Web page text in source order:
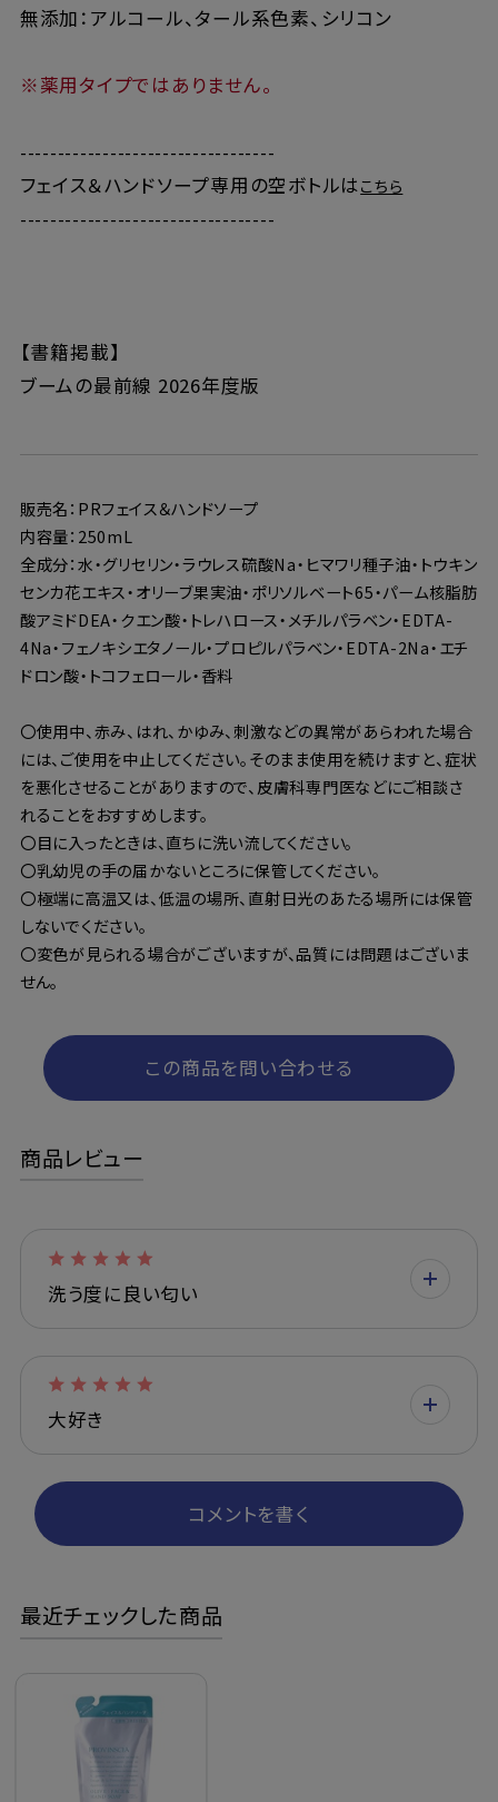
無添加：アルコール、タール系色素、シリコン
※薬用タイプではありません。
----------------------------------
フェイス＆ハンドソープ専用の空ボトルはこちら
----------------------------------
【書籍掲載】
ブームの最前線 2026年度版
販売名：PRフェイス＆ハンドソープ
内容量：250mL
全成分：水・グリセリン・ラウレス硫酸Na・ヒマワリ種子油・トウキン
センカ花エキス・オリーブ果実油・ポリソルベート65・パーム核脂肪
酸アミドDEA・クエン酸・トレハロース・メチルパラベン・EDTA-
4Na・フェノキシエタノール・プロピルパラベン・EDTA-2Na・エチ
ドロン酸・トコフェロール・香料
〇使用中、赤み、はれ、かゆみ、刺激などの異常があらわれた場合
には、ご使用を中止してください。そのまま使用を続けますと、症状
を悪化させることがありますので、皮膚科専門医などにご相談さ
れることをおすすめします。
〇目に入ったときは、直ちに洗い流してください。
〇乳幼児の手の届かないところに保管してください。
〇極端に高温又は、低温の場所、直射日光のあたる場所には保管
しないでください。
〇変色が見られる場合がございますが、品質には問題はございま
せん。
この商品を問い合わせる
商品レビュー
洗う度に良い匂い
大好き
コメントを書く
最近チェックした商品